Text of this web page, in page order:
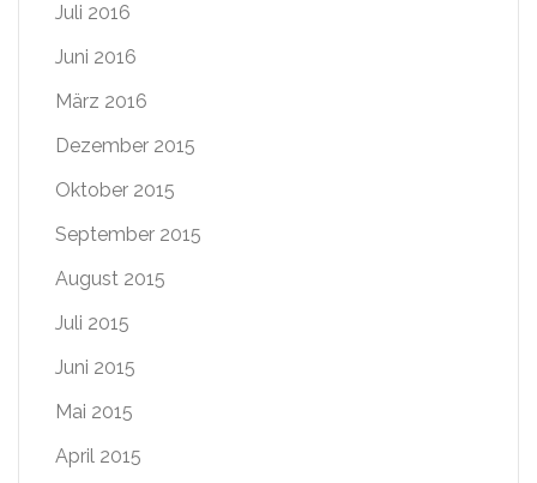
Juli 2016
Juni 2016
März 2016
Dezember 2015
Oktober 2015
September 2015
August 2015
Juli 2015
Juni 2015
Mai 2015
April 2015